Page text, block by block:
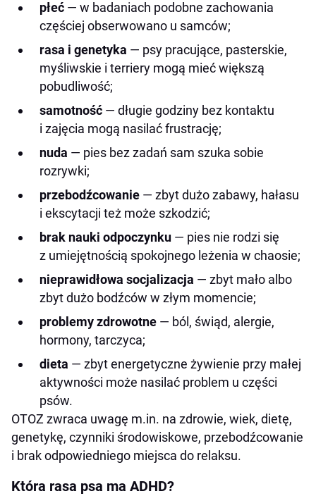
płeć — w badaniach podobne zachowania
częściej obserwowano u samców;
rasa i genetyka — psy pracujące, pasterskie,
myśliwskie i terriery mogą mieć większą
pobudliwość;
samotność — długie godziny bez kontaktu
i zajęcia mogą nasilać frustrację;
nuda — pies bez zadań sam szuka sobie
rozrywki;
przebodźcowanie — zbyt dużo zabawy, hałasu
i ekscytacji też może szkodzić;
brak nauki odpoczynku — pies nie rodzi się
z umiejętnością spokojnego leżenia w chaosie;
nieprawidłowa socjalizacja — zbyt mało albo
zbyt dużo bodźców w złym momencie;
problemy zdrowotne — ból, świąd, alergie,
hormony, tarczyca;
dieta — zbyt energetyczne żywienie przy małej
aktywności może nasilać problem u części
psów.
OTOZ zwraca uwagę m.in. na zdrowie, wiek, dietę,
genetykę, czynniki środowiskowe, przebodźcowanie
i brak odpowiedniego miejsca do relaksu.
Która rasa psa ma ADHD?